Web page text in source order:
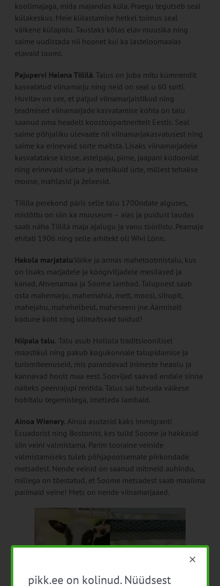
koolimajaga, mida majandas küla. Praegu tegutseb seal
külakeskus. Meie külastamise hetkel toimus seal
väikene külapidu. Taustaks kõlas elav muusika ning
saime uudistada nii hoonet kui ka lasteloomaaias
elavaid loomi.
Pajupervi Helena Tiililä. Talus on juba mitu kümnendit
kasvatatud viinamarju ning neid on seal u 60 sorti.
Huvitav on see, et paljud viinamarjaistikud ning
teadmised viinamarjade kasvatamise kohta on talu
saanud oma headelt koostööpartneritelt Eestis. Seal
saime põhjaliku ülevaate nii viinamarjakasvatusest ning
saime ka erinevaid sorte maitsta. Lisaks viinamarjadele
kasvatatakse kirsse, astelpaju, pirne, jaapani küdooniat
ning erinevaid vürtse ja metsikuid ürte, millest tehakse
moose, mahlasid ja želeesid.
Tiilila perekond päris selle talu 1700ndate alguses,
mistõttu on siin ka muuseum – aias ja puidust laudas
saab näha Tiililä maja ajalugu ja vanu tööriistu. Peamaja
ehitati 1906 ning selle arhitekt oli Wivi Lönn.
Hakola marjatalu.Väike ja armas mahetootmistalu, kus
on lisaks marjadele ja köögiviljadele mesilased ja
kanad, Ahvenamaa ja Soome lambad. Talupoest saab
osta mahemarju, mahemahla, mett, moosi, siirupit,
mahejahu, mahehelbeid, maheseeni jne. Äärmiselt
kodune koht ning ülimaitsvad toidud!
Niipala talu. Talu asub Hollola traditsioonilisel
maastikul ning pakub kogukonnale talupidamise ja
turismiteenuseid, mis parandavad inimeste heaolu ja
kannavad hoolt maa eest. Soovijad saavad endale sinna
näiteks peenrajupi rentida. Talus sai tutvuda väikese
hobitalu tegemistega, imetleda lambaid.
Ainoa Wienery. Ainoa asutasid kaks immigranti
Ecuadorist ning Bostonist, kes tulid Soome ja hakkasid
siin veini valmistama. Parim tooraine veinide
valmistamiseks tuleb põhjapoolsemate piirkondade
metsadest. Nende veinid on saanud mitmeid auhindu,
millega on tõestatud, et Soome metsadest saab maailma
parimaid veine! Mets on nende viinamarjaaed.
pikk.ee on kolinud. Nüüdsest